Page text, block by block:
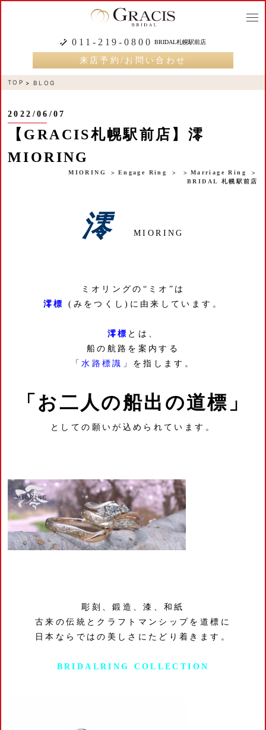
011-219-0800 BRIDAL札幌駅前店
来店予約/お問い合わせ
TOP BLOG
2022/06/07
【GRACIS札幌駅前店】澪
MIORING
MIORING Engage Ring
Marriage Ring
BRIDAL 札幌駅前店
澪 MIORING
ミオリングの“ミオ”は
澪標(みをつくし)に由来しています。
澪標 とは、
船の航路を案内する
「水路標識 」を指します。
「お二人の船出の道標」
としての願いが込められています。
彫刻、鍛造、漆、和紙
古来の伝統とクラフトマンシップを道標に
日本ならではの美しさにたどり着きます。
BRIDALRING COLLECTION